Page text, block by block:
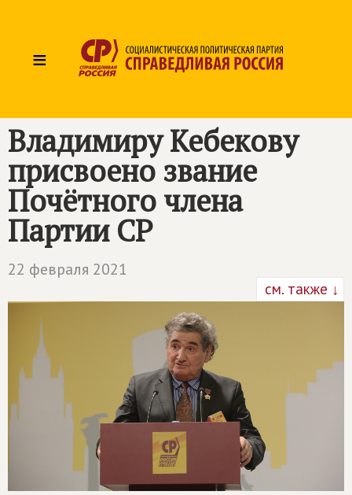
≡
Владимиру Кебекову
присвоено звание
Почётного члена
Партии СР
22 февраля 2021
см. также ↓